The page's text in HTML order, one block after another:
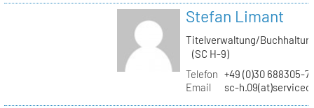
Stefan Limant
Titelverwaltung/
(SC H-9)
Telefon +49 (0)30 688305-
Email
sc-